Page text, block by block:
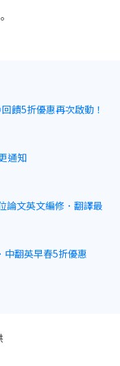
饋5折優惠再次啟動！
通知
論文英文編修．翻譯最
中翻英早春5折優惠